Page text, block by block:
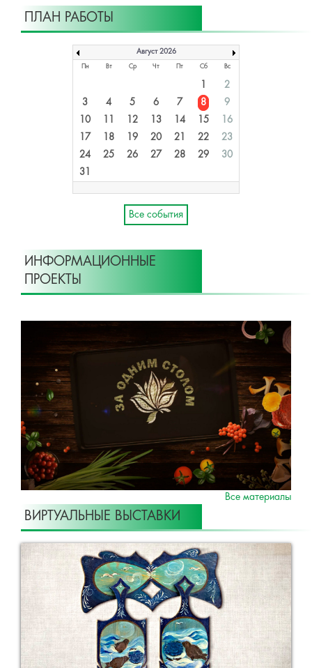
ПЛАН РАБОТЫ
Август 2026
Пн Вт Ср Чт Пт Сб Вс
1
2
3
4 5 6 7 8
9
10
11 12 13 14 15
16
17
18 19 20 21 22
23
24
25 26 27 28 29
30
31
Все события
ИНФОРМАЦИОННЫЕ
ПРОЕКТЫ
Все материалы
ВИРТУАЛЬНЫЕ ВЫСТАВКИ